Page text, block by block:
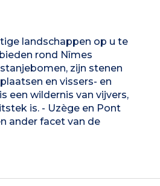
landschappen op u te
rond Nîmes
zijn stenen
en vissers- en
een wildernis van vijvers,
is. - Uzège en Pont
ander facet van de